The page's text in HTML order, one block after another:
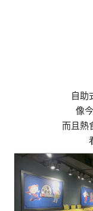
自助
像
而且熱